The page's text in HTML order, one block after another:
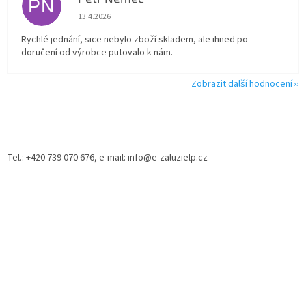
PN Hodnocení obchodu je 5 z 5 hvězdiček.
13.4.2026
Rychlé jednání, sice nebylo zboží skladem, ale ihned po
doručení od výrobce putovalo k nám.
Zobrazit další hodnocení
Tel.: +420 739 070 676, e-mail: info@e-zaluzielp.cz